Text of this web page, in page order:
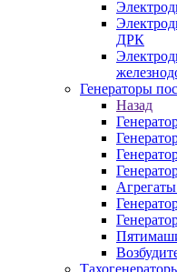
ДРК
Генераторы
Назад